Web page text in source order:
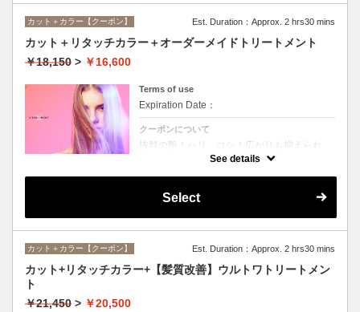
カット＋カラー【クーポン】 Est. Duration：Approx. 2 hrs30 mins
カット＋リタッチカラー＋オーダーメイドトリートメント
￥18,150 > ￥16,600
Terms of use
Expiration Date：
クーポンについて
抜群の艶！ハリ、コシ！広がりも抑えられ
る！どんなに傷んだ髪も、鮮やかなハイトー
See details
Select
カット＋カラー【クーポン】 Est. Duration：Approx. 2 hrs30 mins
カット+リタッチカラー+【髪質改善】ウルトワトリートメン
ト
￥21,450 > ￥20,500